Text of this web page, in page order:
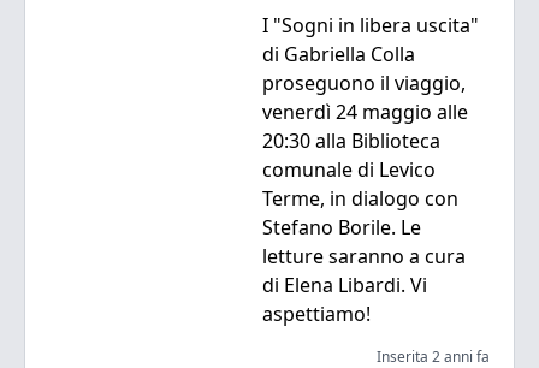
I "Sogni in libera uscita"
di Gabriella Colla
proseguono il viaggio,
venerdì 24 maggio alle
20:30 alla Biblioteca
comunale di Levico
Terme, in dialogo con
Stefano Borile. Le
letture saranno a cura
di Elena Libardi. Vi
aspettiamo!
Inserita 2 anni fa